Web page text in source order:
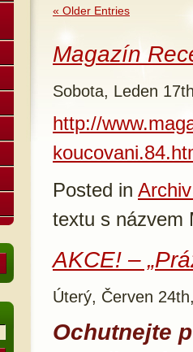
« Older Entries
Magazín
Sobota, Leden
http://
Posted in
textu s názvem
AKCE! –
Úterý, Červen
Ochutnejte